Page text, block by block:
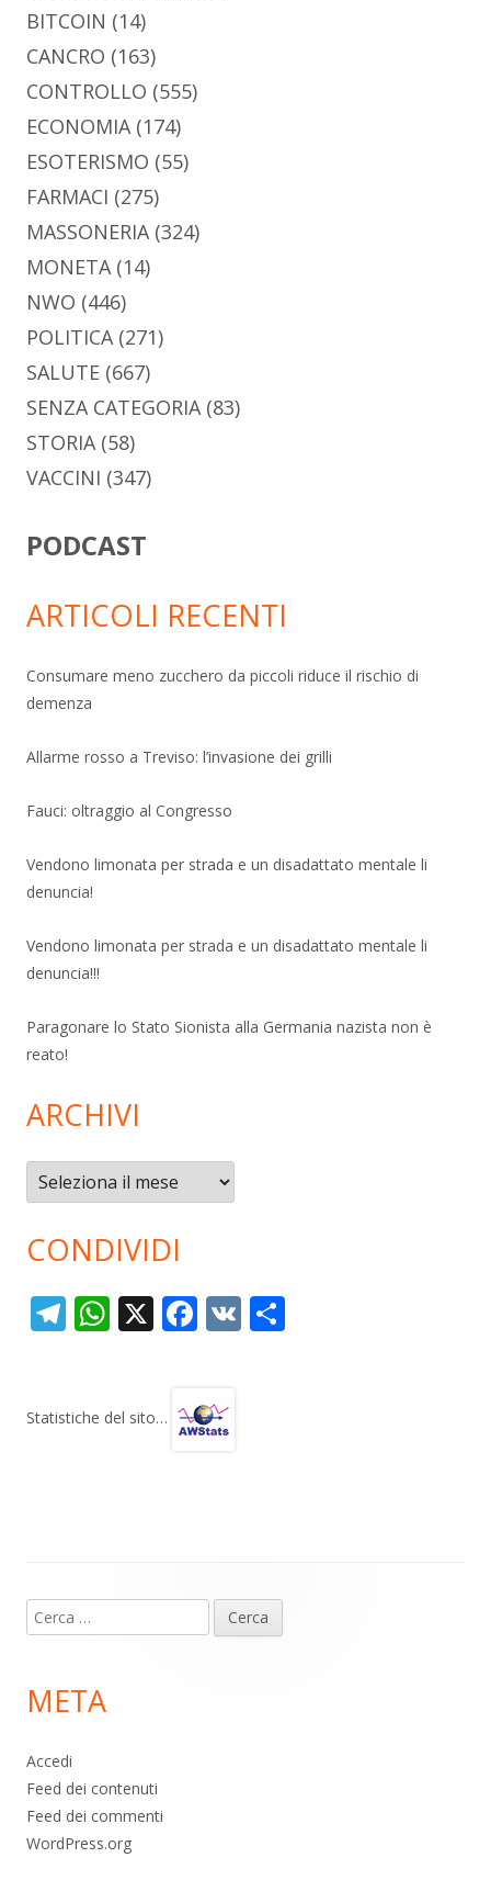
BITCOIN (14)
CANCRO (163)
CONTROLLO (555)
ECONOMIA (174)
ESOTERISMO (55)
FARMACI (275)
MASSONERIA (324)
MONETA (14)
NWO (446)
POLITICA (271)
SALUTE (667)
SENZA CATEGORIA (83)
STORIA (58)
VACCINI (347)
PODCAST
ARTICOLI RECENTI
Consumare meno zucchero da piccoli riduce il rischio di
demenza
Allarme rosso a Treviso: l’invasione dei grilli
Fauci: oltraggio al Congresso
Vendono limonata per strada e un disadattato mentale li
denuncia!
Vendono limonata per strada e un disadattato mentale li
denuncia!!!
Paragonare lo Stato Sionista alla Germania nazista non è
reato!
ARCHIVI
Archivi
CONDIVIDI
T
gr
W
s
X F
b
V
Statistiche del sito…
piè
pagina
Ricerca
per:
META
Accedi
Feed dei contenuti
Feed dei commenti
WordPress.org